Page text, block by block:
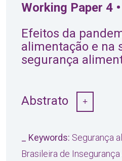
Working Paper 4
Efeitos da
alimentação e na
segurança
Abstrato
_ Keywords: Segurança
Brasileira de